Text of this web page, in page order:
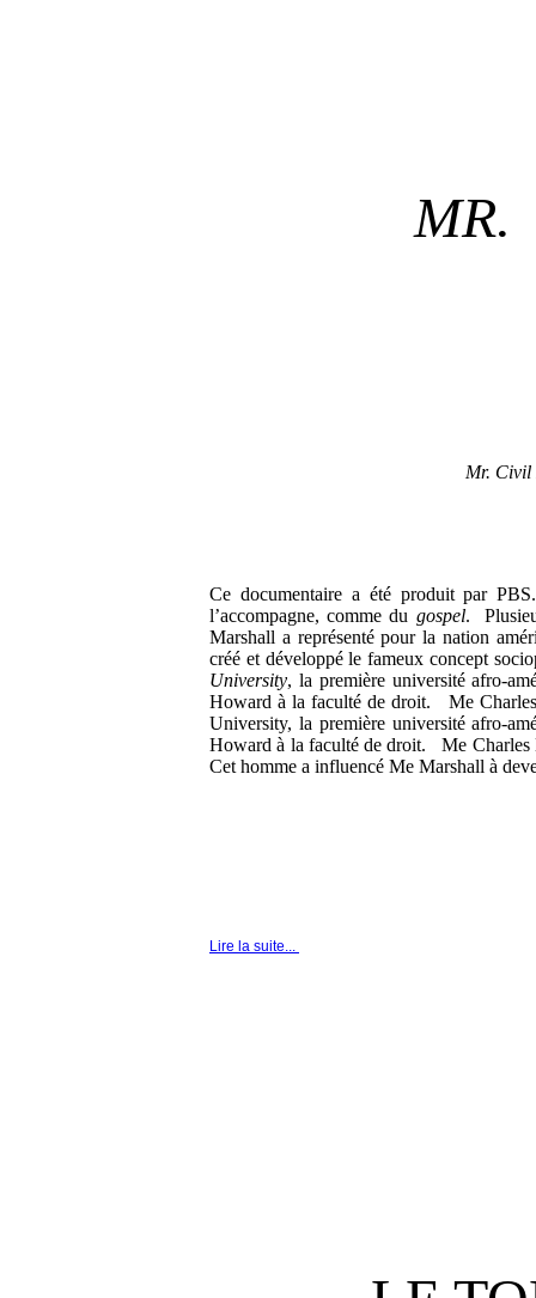
MR.
Mr. Civil
Ce documentaire a été produit par
l’accompagne, comme du gospel.
Marshall a représenté pour la nation
créé et développé le fameux concept
University, la première université afro-
Howard à la faculté de droit. Me
University, la première université afro-
Howard à la faculté de droit. Me Charles
Cet homme a influencé Me Marshall à
Lire la suite...